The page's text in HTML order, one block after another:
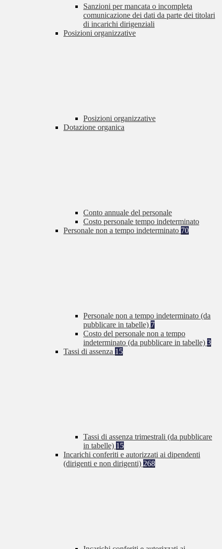
Sanzioni per mancata o incompleta
comunicazione dei dati da parte dei titolari
di incarichi dirigenziali
Posizioni organizzative
Posizioni organizzative
Dotazione organica
Conto annuale del personale
Costo personale tempo indeterminato
Personale non a tempo indeterminato 70
Personale non a tempo indeterminato (da
pubblicare in tabelle) 7
Costo del personale non a tempo
indeterminato (da pubblicare in tabelle) 3
Tassi di assenza 15
Tassi di assenza trimestrali (da pubblicare
in tabelle) 15
Incarichi conferiti e autorizzati ai dipendenti
(dirigenti e non dirigenti) 268